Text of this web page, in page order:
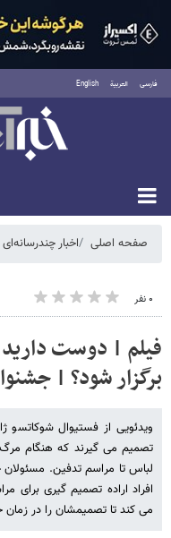
فارسی العربية English
جمعه ۱۶ مرداد ۱۴۰۵
صفحه اصلی اخبار چندرسانه‌ای
۰ نفر
فیلم | دوست
برگزار شود؟ |
ویدئویی از فستیوال شوکاتسو
تصمیم می گیرند که هنگام مرگ
لباس تا مراسم تدفین.
افراد اراده تصمیم گیری برای
می کند تا تصمیمشان را در زمان